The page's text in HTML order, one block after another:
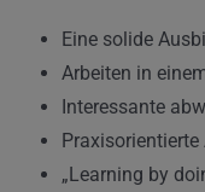
Eine solide
Arbeiten in
Interessante
„Learning by